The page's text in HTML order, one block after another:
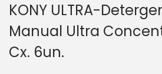
KONY ULTRA-
Manual Ultra
Cx. 6un.